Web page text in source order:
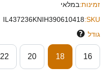
זמינות:במלאי
SKU:
IL437236KNIH390610418
גודל
16
18
20
22